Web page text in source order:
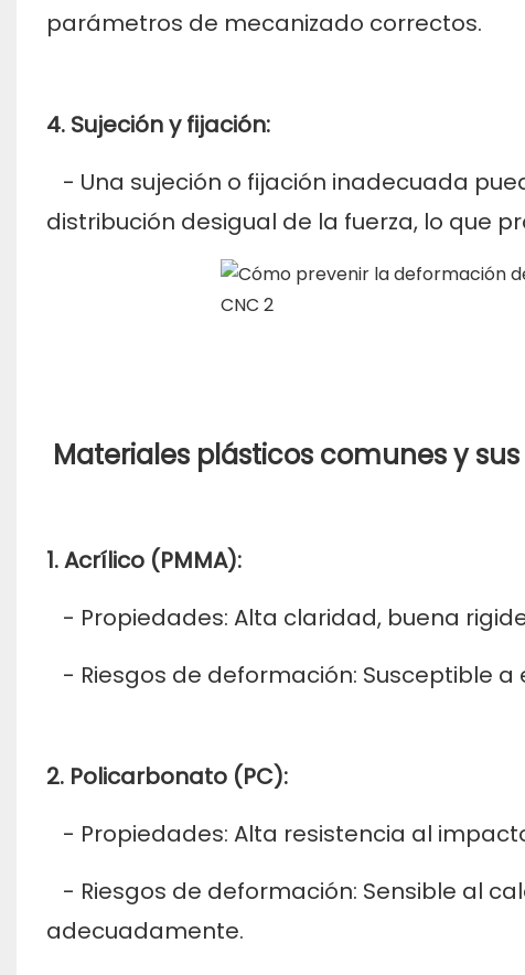
parámetros de mecanizado correctos.
4. Sujeción y fijación:
- Una sujeción o fijación inadecuada
distribución desigual de la fuerza, lo que
Materiales plásticos comunes y
1. Acrílico (PMMA):
- Propiedades: Alta claridad, buena
- Riesgos de deformación: Susceptible
2. Policarbonato (PC):
- Propiedades: Alta resistencia al
- Riesgos de deformación: Sensible al
adecuadamente.